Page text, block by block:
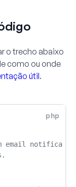
o trecho abaixo
como ou onde
útil.